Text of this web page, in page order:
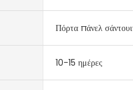
Πόρτα πάνελ
10-15 ημέρες